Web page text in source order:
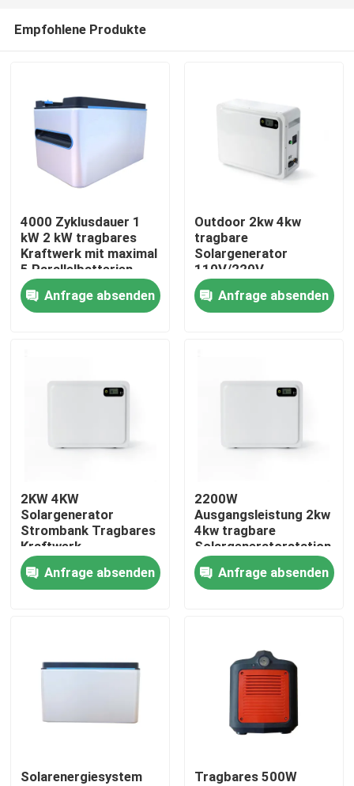
Fabrik Tour
Qualitätskontrolle
Alle Fälle
Batterie des Lithium-Ionlifepo4
Empfohlene Produkte
4000 Zyklusdauer 1
kW 2 kW tragbares
Kraftwerk mit maximal
5 Parallelbatterien
Anfrage absenden
Outdoor 2kw 4kw
tragbare
Solargenerator
110V/220V
Energiespeicher
Lithiumbatterie
Kraftwerk
Anfrage absenden
2KW 4KW
Solargenerator
Strombank Tragbares
Kraftwerk
Solargenerator
Anfrage absenden
2200W
Ausgangsleistung 2kw
4kw tragbare
Solargeneratorstation
mit USB-Anschluss 5V
2A Anfrage absenden
Solarenergiesystem
Tragbares 500W